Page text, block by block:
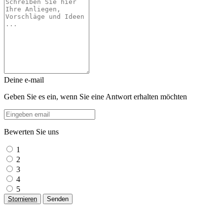
Deine e-mail
Geben Sie es ein, wenn Sie eine Antwort erhalten möchten
Bewerten Sie uns
1
2
3
4
5
Stornieren Senden